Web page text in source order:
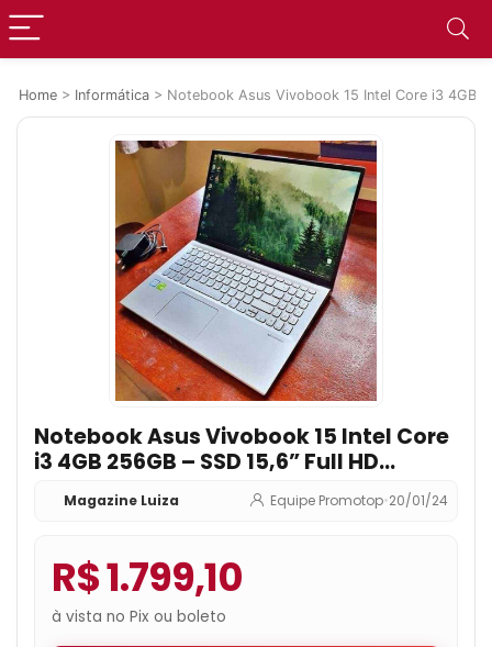
Home > Informática > Notebook Asus Vivobook 15 Intel Core i3 4GB
Notebook Asus Vivobook 15 Intel Core
i3 4GB 256GB – SSD 15,6” Full HD
Windows 11 X1500EA-EJ3665W
Magazine Luiza Equipe Promotop•20/01/24
R$ 1.799,10
à vista no Pix ou boleto